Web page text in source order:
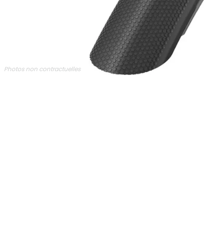
Photos non contractuelles